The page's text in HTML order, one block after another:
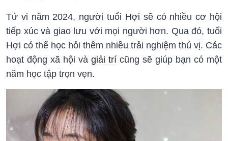
Tử vi năm 2024, người tuổi Hợi sẽ có nhiều cơ hội
tiếp xúc và giao lưu với mọi người hơn. Qua đó, tuổi
Hợi có thể học hỏi thêm nhiều trải nghiệm thú vị. Các
hoạt động xã hội và giải trí cũng sẽ giúp bạn có một
năm học tập trọn vẹn.